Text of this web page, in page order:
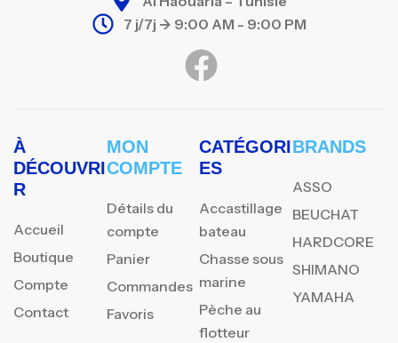
7 j/7j -> 9:00 AM - 9:00 PM
À
DÉCOUVRI
R
Accueil
Boutique
Compte
Contact
MON
COMPTE
Détails du
compte
Panier
Commandes
Favoris
CATÉGORI
ES
Accastillage
bateau
Chasse sous
marine
Pèche au
flotteur
BRANDS
ASSO
BEUCHAT
HARDCORE
SHIMANO
YAMAHA